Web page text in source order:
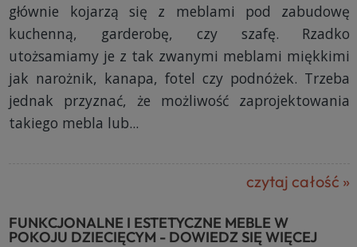
głównie kojarzą się z meblami pod zabudowę
kuchenną, garderobę, czy szafę. Rzadko
utożsamiamy je z tak zwanymi meblami miękkimi
jak narożnik, kanapa, fotel czy podnóżek. Trzeba
jednak przyznać, że możliwość zaprojektowania
takiego mebla lub...
czytaj całość »
FUNKCJONALNE I ESTETYCZNE MEBLE W
POKOJU DZIECIĘCYM - DOWIEDZ SIĘ WIĘCEJ